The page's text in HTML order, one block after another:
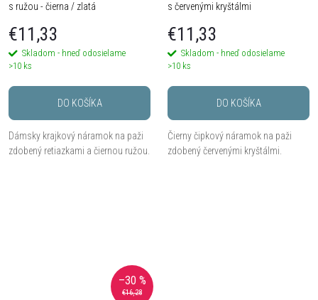
s ružou - čierna / zlatá
€11,33
Skladom - hneď odosielame
>10 ks
DO KOŠÍKA
Dámsky krajkový náramok na paži
zdobený retiazkami a čiernou ružou.
s červenými kryštálmi
€11,33
Skladom - hneď odosielame
>10 ks
DO KOŠÍKA
Čierny čipkový náramok na paži
zdobený červenými kryštálmi.
€16,28
–30 %